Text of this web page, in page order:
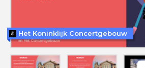
Het Koninklijk Concertgebouw